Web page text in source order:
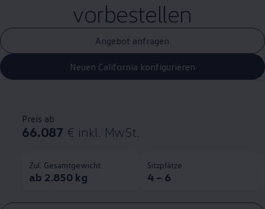
vorbestellen
Angebot anfragen
Neuen California konfigurieren
Preis ab
66.087 € inkl. MwSt.
Zul. Gesamtgewicht
ab 2.850 kg
Sitzplätze
4 – 6